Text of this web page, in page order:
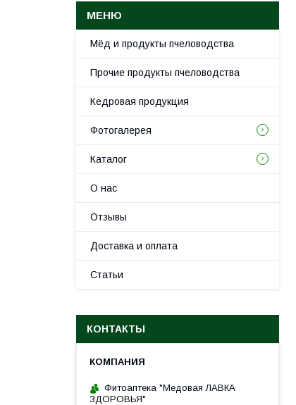
Мёд и продукты пчеловодства
Прочие продукты пчеловодства
Кедровая продукция
Фотогалерея
Каталог
О нас
Отзывы
Доставка и оплата
Статьи
КОНТАКТЫ
Фитоаптека "Медовая ЛАВКА
ЗДОРОВЬЯ"